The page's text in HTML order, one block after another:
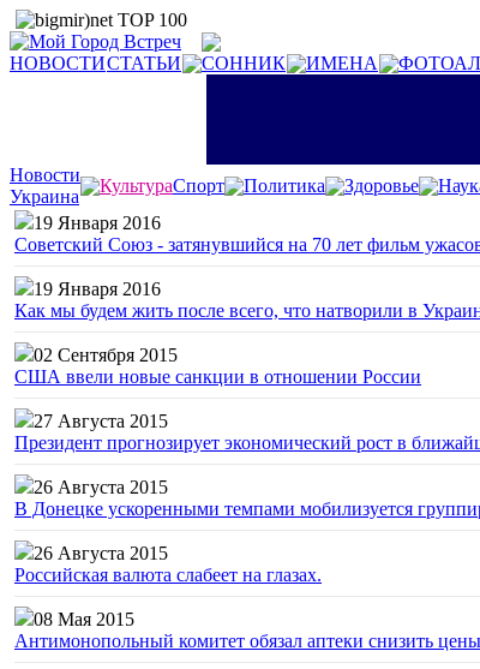
НОВОСТИСТАТЬИ СОННИК ИМЕНА
Новости
Украина
КультураСпорт Политика Здоровье
19 Января 2016
Советский Союз - затянувшийся на 70 лет фильм
19 Января 2016
Как мы будем жить после всего, что натворили в
02 Сентября 2015
США ввели новые санкции в отношении России
27 Августа 2015
Президент прогнозирует экономический рост в
26 Августа 2015
В Донецке ускоренными темпами мобилизуется
26 Августа 2015
Российская валюта слабеет на глазах.
08 Мая 2015
Антимонопольный комитет обязал аптеки снизить цены